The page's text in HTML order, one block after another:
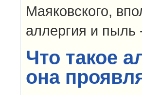
Маяковского,
аллергия и пыль
Что такое
она